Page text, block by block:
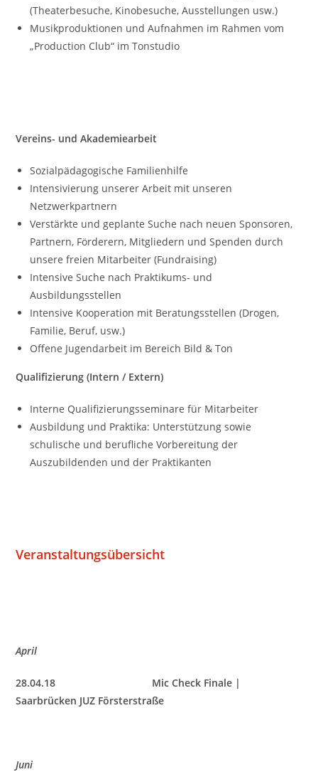
(Theaterbesuche, Kinobesuche, Ausstellungen usw.)
Musikproduktionen und Aufnahmen im Rahmen vom
„Production Club“ im Tonstudio
Vereins- und Akademiearbeit
Sozialpädagogische Familienhilfe
Intensivierung unserer Arbeit mit unseren
Netzwerkpartnern
Verstärkte und geplante Suche nach neuen Sponsoren,
Partnern, Förderern, Mitgliedern und Spenden durch
unsere freien Mitarbeiter (Fundraising)
Intensive Suche nach Praktikums- und
Ausbildungsstellen
Intensive Kooperation mit Beratungsstellen (Drogen,
Familie, Beruf, usw.)
Offene Jugendarbeit im Bereich Bild & Ton
Qualifizierung (Intern / Extern)
Interne Qualifizierungsseminare für Mitarbeiter
Ausbildung und Praktika: Unterstützung sowie
schulische und berufliche Vorbereitung der
Auszubildenden und der Praktikanten
Veranstaltungsübersicht
April
28.04.18 Mic Check Finale |
Saarbrücken JUZ Försterstraße
Juni